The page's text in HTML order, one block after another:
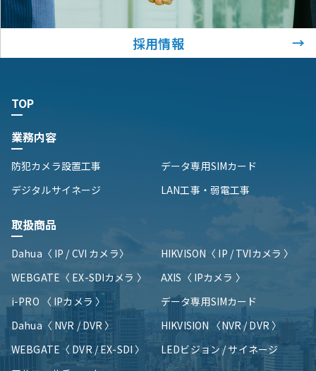
採用情報 →
TOP
業務内容
防犯カメラ設置工事
データ専用SIMカード
デジタルサイネージ
LAN工事・弱電工事
取扱商品
Dahua〈 IP / CVI カメラ〉
HIKVISON〈 IP / TVIカメラ 〉
WEBGATE〈 EX-SDIカメラ 〉
AXIS〈 IPカメラ 〉
i-PRO 〈 IPカメラ 〉
データ専用SIMカード
Dahua〈 NVR / DVR 〉
HIKVISION 〈NVR / DVR 〉
WEBGATE〈 DVR / EX-SDI 〉
LEDビジョン / サイネージ